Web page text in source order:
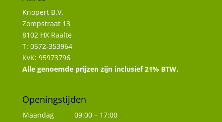
Knopert B.V.
Zompstraat 13
8102 HX Raalte
T: 0572-353964
KvK: 95973796
Alle genoemde prijzen zijn inclusief 21% BTW.
Openingstijden
Maandag
09:00 – 17:00